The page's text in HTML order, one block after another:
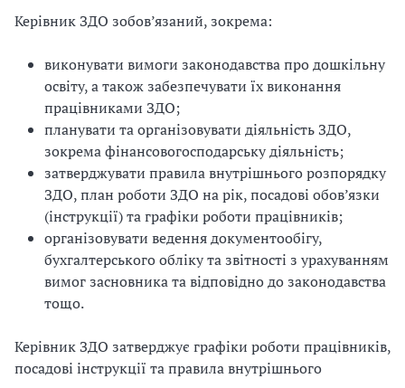
Керівник ЗДО зобов’язаний, зокрема:
виконувати вимоги законодавства про дошкільну
освіту, а також забезпечувати їх виконання
працівниками ЗДО;
планувати та організовувати діяльність ЗДО,
зокрема фінансовогосподарську діяльність;
затверджувати правила внутрішнього розпорядку
ЗДО, план роботи ЗДО на рік, посадові обов’язки
(інструкції) та графіки роботи працівників;
організовувати ведення документообігу,
бухгалтерського обліку та звітності з урахуванням
вимог засновника та відповідно до законодавства
тощо.
Керівник ЗДО затверджує графіки роботи працівників,
посадові інструкції та правила внутрішнього